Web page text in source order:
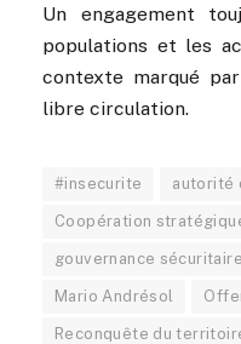
Un engagement
populations et les
contexte marqué
libre circulation.
#insecurite autorité
Coopération
gouvernance sécuritaire
Mario Andrésol
Reconquête du